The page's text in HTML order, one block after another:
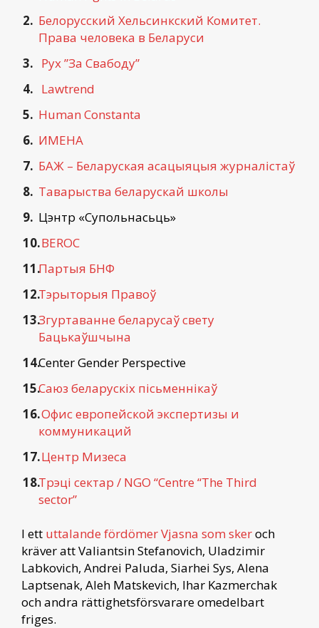
Белорусский Хельсинкский Комитет.
Права человека в Беларуси
Рух ”За Свабоду”
Lawtrend
Human Constanta
ИМЕНА
БАЖ – Беларуская асацыяцыя журналістаў
Таварыства беларускай школы
Цэнтр «Супольнасьць»
BEROC
Партыя БНФ
Тэрыторыя Правоў
Згуртаванне беларусаў свету
Бацькаўшчына
Center Gender Perspective
Саюз беларускіх пісьменнікаў
Офис европейской экспертизы и
коммуникаций
Центр Мизеса
Трэці сектар / NGO “Centre “The Third
sector”
I ett uttalande fördömer Vjasna som skeroch
kräver att Valiantsin Stefanovich, Uladzimir
Labkovich, Andrei Paluda, Siarhei Sys, Alena
Laptsenak, Aleh Matskevich, Ihar Kazmerchak
och andra rättighetsförsvarare omedelbart
friges.